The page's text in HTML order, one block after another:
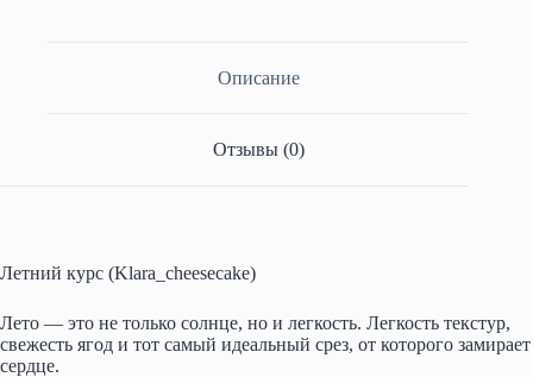
ni
Описание
Отзывы (0)
Летний курс (Klara_cheesecake)
Лето — это не только солнце, но и легкость. Легкость текстур,
свежесть ягод и тот самый идеальный срез, от которого замирает
сердце.